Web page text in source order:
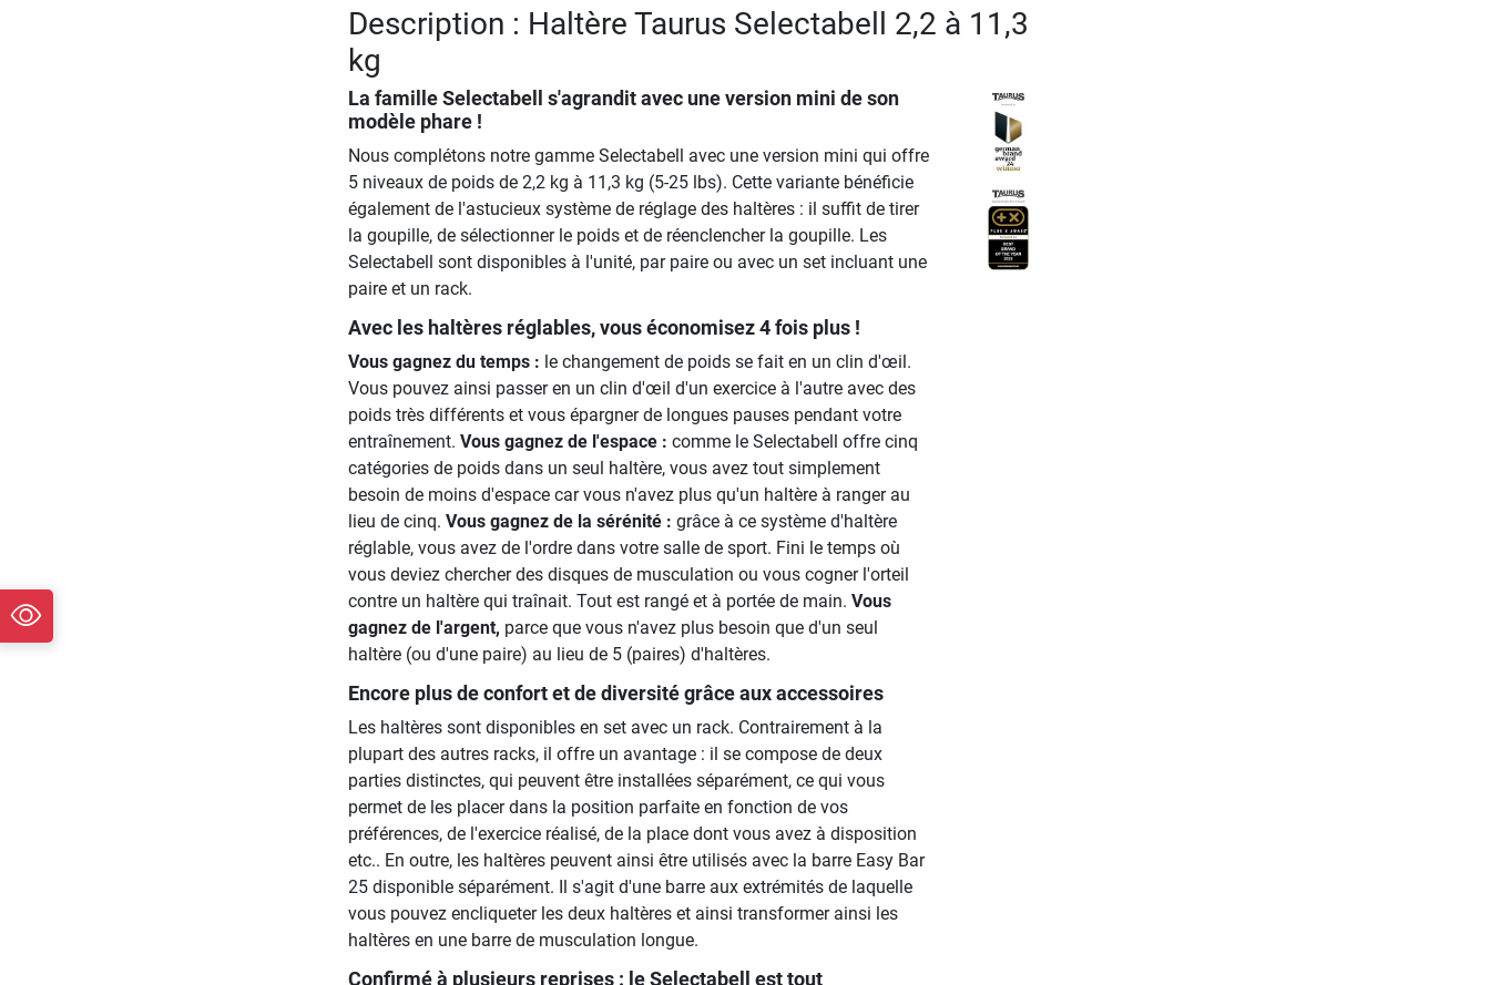
Description : Haltère Taurus Selectabell 2,2 à 11,3
kg
La famille Selectabell s'agrandit avec une version mini de son
modèle phare !
Nous complétons notre gamme Selectabell avec une version mini qui offre
5 niveaux de poids de 2,2 kg à 11,3 kg (5-25 lbs). Cette variante bénéficie
également de l'astucieux système de réglage des haltères : il suffit de tirer
la goupille, de sélectionner le poids et de réenclencher la goupille. Les
Selectabell sont disponibles à l'unité, par paire ou avec un set incluant une
paire et un rack.
Avec les haltères réglables, vous économisez 4 fois plus !
Vous gagnez du temps : le changement de poids se fait en un clin d'œil.
Vous pouvez ainsi passer en un clin d'œil d'un exercice à l'autre avec des
poids très différents et vous épargner de longues pauses pendant votre
entraînement. Vous gagnez de l'espace : comme le Selectabell offre cinq
catégories de poids dans un seul haltère, vous avez tout simplement
besoin de moins d'espace car vous n'avez plus qu'un haltère à ranger au
lieu de cinq. Vous gagnez de la sérénité : grâce à ce système d'haltère
réglable, vous avez de l'ordre dans votre salle de sport. Fini le temps où
vous deviez chercher des disques de musculation ou vous cogner l'orteil
contre un haltère qui traînait. Tout est rangé et à portée de main. Vous
gagnez de l'argent, parce que vous n'avez plus besoin que d'un seul
haltère (ou d'une paire) au lieu de 5 (paires) d'haltères.
Encore plus de confort et de diversité grâce aux accessoires
Les haltères sont disponibles en set avec un rack. Contrairement à la
plupart des autres racks, il offre un avantage : il se compose de deux
parties distinctes, qui peuvent être installées séparément, ce qui vous
permet de les placer dans la position parfaite en fonction de vos
préférences, de l'exercice réalisé, de la place dont vous avez à disposition
etc.. En outre, les haltères peuvent ainsi être utilisés avec la barre Easy Bar
25 disponible séparément. Il s'agit d'une barre aux extrémités de laquelle
vous pouvez encliqueter les deux haltères et ainsi transformer ainsi les
haltères en une barre de musculation longue.
Confirmé à plusieurs reprises : le Selectabell est tout